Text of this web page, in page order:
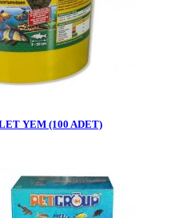
YEM (100 ADET)